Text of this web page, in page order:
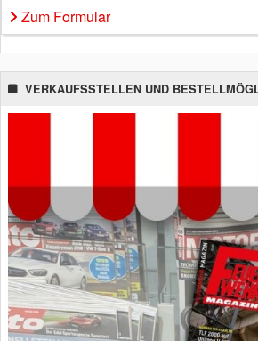
Zum Formular
VERKAUFSSTELLEN UND